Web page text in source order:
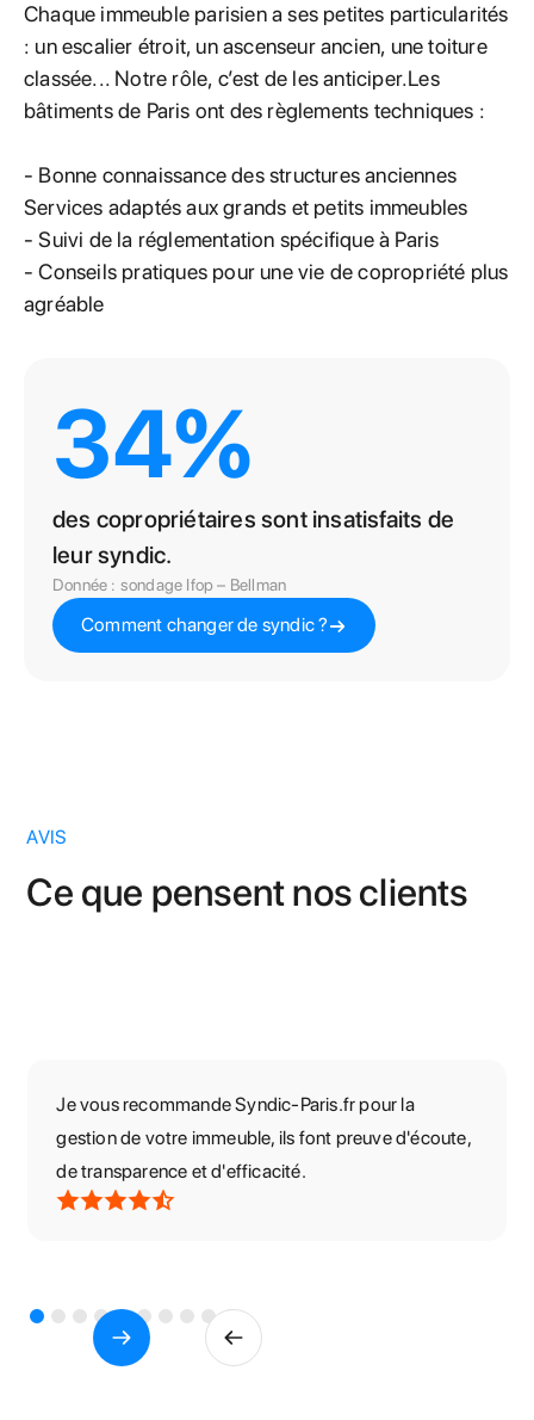
Chaque immeuble parisien a ses petites particularités
: un escalier étroit, un ascenseur ancien, une toiture
classée... Notre rôle, c’est de les anticiper.Les
bâtiments de Paris ont des règlements techniques :
- Bonne connaissance des structures anciennes
Services adaptés aux grands et petits immeubles
- Suivi de la réglementation spécifique à Paris
- Conseils pratiques pour une vie de copropriété plus
agréable
34%
des copropriétaires sont insatisfaits de
leur syndic.
Donnée : sondage Ifop – Bellman
Comment changer de syndic ?
AVIS
Ce que pensent nos clients
Je vous recommande Syndic-Paris.fr pour la
gestion de votre immeuble, ils font preuve d'écoute,
de transparence et d'efficacité.